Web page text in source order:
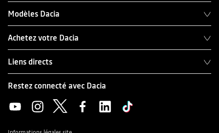
Modèles Dacia
Achetez votre Dacia
Liens directs
Restez connecté avec Dacia